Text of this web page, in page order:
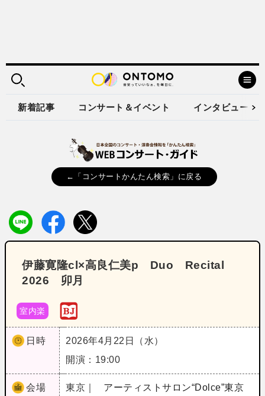
新着記事 コンサート＆イベント インタビュー
←「コンサートかんたん検索」に戻る
伊藤寛隆cl×高良仁美p Duo Recital
2026 卯月
室内楽
日時
2026年4月22日（水）
開演：19:00
会場 東京｜ アーティストサロン“Dolce”東京